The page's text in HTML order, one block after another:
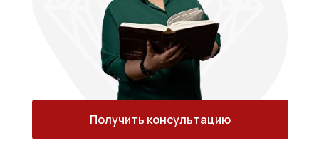
Получить консультацию